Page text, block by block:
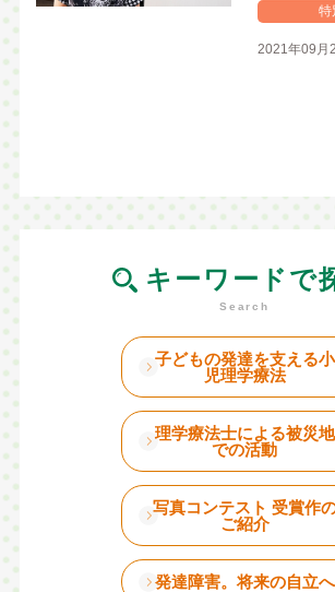
特
2021年09月
キーワードで
子どもの発達を支える小
児理学療法
理学療法士による被災地
での活動
写真コンテスト 受賞作
ご紹介
発達障害。将来の自立へ